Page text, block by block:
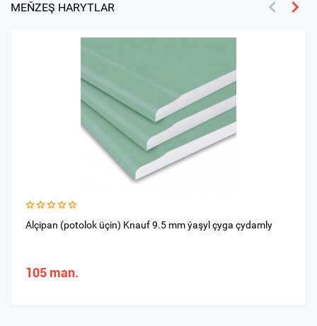
MEŇZEŞ HARYTLAR
Alçipan (potolok üçin) Knauf 9.5 mm ýaşyl çyga çydamly
105 man.